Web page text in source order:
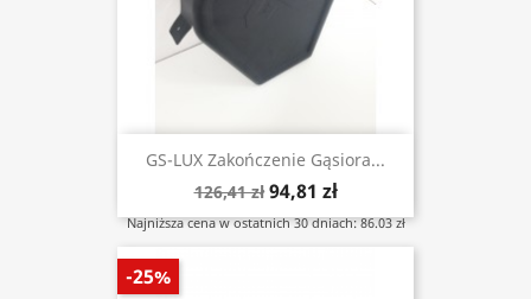
GS-LUX Zakończenie Gąsiora...
126,41 zł 94,81 zł
Najniższa cena w ostatnich 30 dniach: 86.03 zł
-25%